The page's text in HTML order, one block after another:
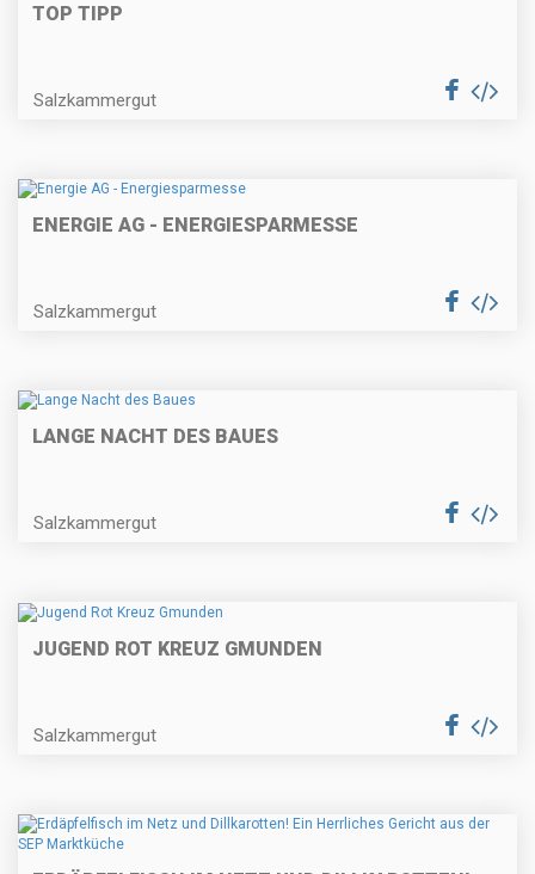
TOP TIPP
Salzkammergut
ENERGIE AG - ENERGIESPARMESSE
Salzkammergut
LANGE NACHT DES BAUES
Salzkammergut
JUGEND ROT KREUZ GMUNDEN
Salzkammergut